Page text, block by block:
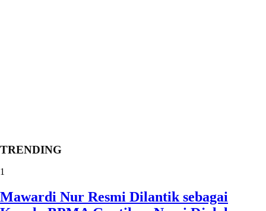
TRENDING
1
Mawardi Nur Resmi Dilantik sebagai